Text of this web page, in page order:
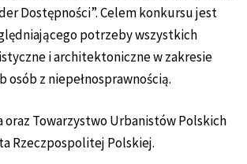
Dostępności”. Celem konkursu jest
potrzeby wszystkich
i architektoniczne w zakresie
z niepełnosprawnością.
Towarzystwo Urbanistów Polskich
Rzeczpospolitej Polskiej.